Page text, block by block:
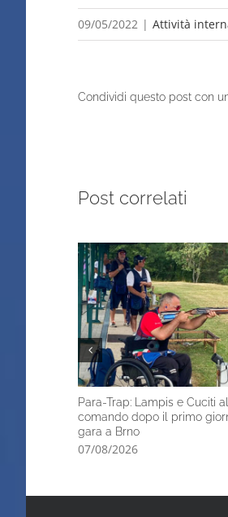
09/05/2022 | Attività
Condividi questo post con
Post correlati
Para-Trap: Lampis e Cuciti al
comando dopo il primo
gara a Brno
07/08/2026